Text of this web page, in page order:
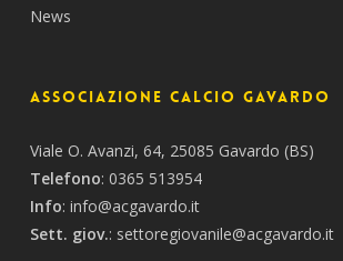
News
Associazione Calcio Gavardo
Viale O. Avanzi, 64, 25085 Gavardo (BS)
Telefono: 0365 513954
Info: info@acgavardo.it
Sett. giov.: settoregiovanile@acgavardo.it